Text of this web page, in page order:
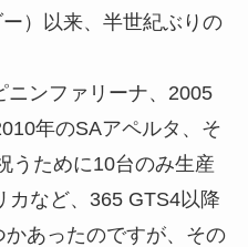
）以来、半世紀ぶりの
ニンファリーナ、2005
年のSAアペルタ、そ
うために10台のみ生産
カなど、365 GTS4以降
あったのですが、その